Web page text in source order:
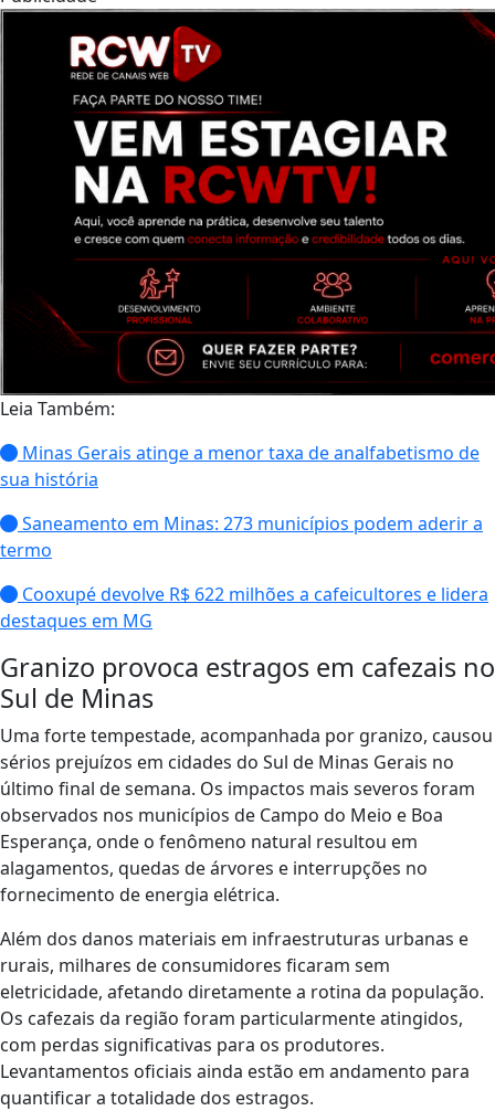
Leia Também:
Minas Gerais atinge a menor taxa de analfabetismo de
sua história
Saneamento em Minas: 273 municípios podem aderir a
termo
Cooxupé devolve R$ 622 milhões a cafeicultores e lidera
destaques em MG
Granizo provoca estragos em cafezais no
Sul de Minas
Uma forte tempestade, acompanhada por granizo, causou
sérios prejuízos em cidades do Sul de Minas Gerais no
último final de semana. Os impactos mais severos foram
observados nos municípios de Campo do Meio e Boa
Esperança, onde o fenômeno natural resultou em
alagamentos, quedas de árvores e interrupções no
fornecimento de energia elétrica.
Além dos danos materiais em infraestruturas urbanas e
rurais, milhares de consumidores ficaram sem
eletricidade, afetando diretamente a rotina da população.
Os cafezais da região foram particularmente atingidos,
com perdas significativas para os produtores.
Levantamentos oficiais ainda estão em andamento para
quantificar a totalidade dos estragos.